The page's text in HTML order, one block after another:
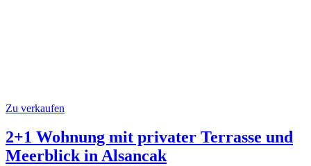
Zu verkaufen
2+1 Wohnung mit privater Terrasse und
Meerblick in Alsancak